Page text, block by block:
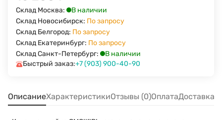
Склад Москва:
В наличии
Склад Новосибирск: По запросу
Склад Белгород: По запросу
Склад Екатеринбург: По запросу
Склад Санкт-Петербург:
В наличии
Быстрый заказ:+7 (903) 900-40-90
ОписаниеХарактеристикиОтзывы (0)ОплатаДоставка